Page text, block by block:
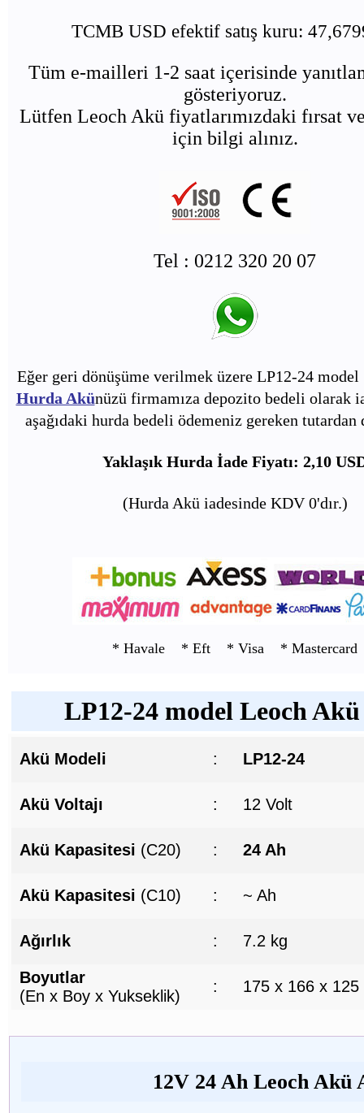
TCMB USD efektif satış kuru:
Tüm e-mailleri 1-2 saat içerisinde
gösteriyoruz.
Lütfen Leoch Akü fiyatlarımızdaki fırsat
için bilgi alınız.
Tel : 0212 320 20 07
Eğer geri dönüşüme verilmek üzere LP12-24
Hurda Akünüzü firmamıza depozito bedeli olarak
aşağıdaki hurda bedeli ödemeniz gereken tutardan
Yaklaşık Hurda İade Fiyatı: 2,10
(Hurda Akü iadesinde KDV 0'dır.)
* Havale * Eft * Visa * Mastercard
LP12-24 model Leoch
Akü Modeli : LP12-24
Akü Voltajı : 12 Volt
Akü Kapasitesi (C20) : 24 Ah
Akü Kapasitesi (C10) : ~ Ah
Ağırlık : 7.2 kg
Boyutlar
(En x Boy x Yukseklik)
: 175 x 166 x 125
12V 24 Ah Leoch